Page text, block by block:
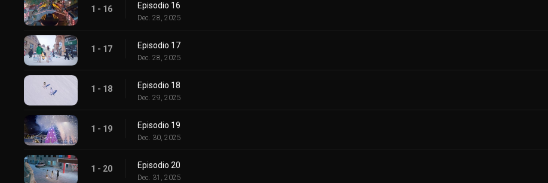
1 - 16 Episodio 16
Dec. 28, 2025
1 - 17 Episodio 17
Dec. 28, 2025
1 - 18 Episodio 18
Dec. 29, 2025
1 - 19 Episodio 19
Dec. 30, 2025
1 - 20 Episodio 20
Dec. 31, 2025